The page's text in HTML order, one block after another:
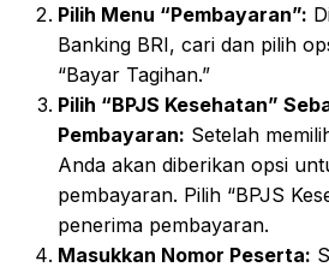
Pilih Menu “Pembayaran”:
Banking BRI, cari dan pilih
“Bayar Tagihan.”
Pilih “BPJS Kesehatan”
Pembayaran: Setelah
Anda akan diberikan opsi
pembayaran. Pilih “BPJS
penerima pembayaran.
Masukkan Nomor Peserta: